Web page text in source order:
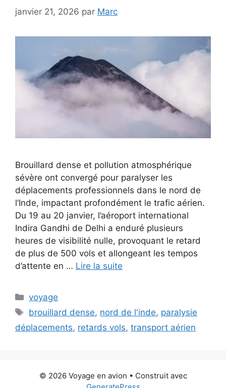
janvier 21, 2026 par Marc
Brouillard dense et pollution atmosphérique
sévère ont convergé pour paralyser les
déplacements professionnels dans le nord de
l’Inde, impactant profondément le trafic aérien.
Du 19 au 20 janvier, l’aéroport international
Indira Gandhi de Delhi a enduré plusieurs
heures de visibilité nulle, provoquant le retard
de plus de 500 vols et allongeant les tempos
d’attente en … Lire la suite
Catégories
voyage
Étiquettes
brouillard dense, nord de l'inde, paralysie
déplacements, retards vols, transport aérien
© 2026 Voyage en avion • Construit avec